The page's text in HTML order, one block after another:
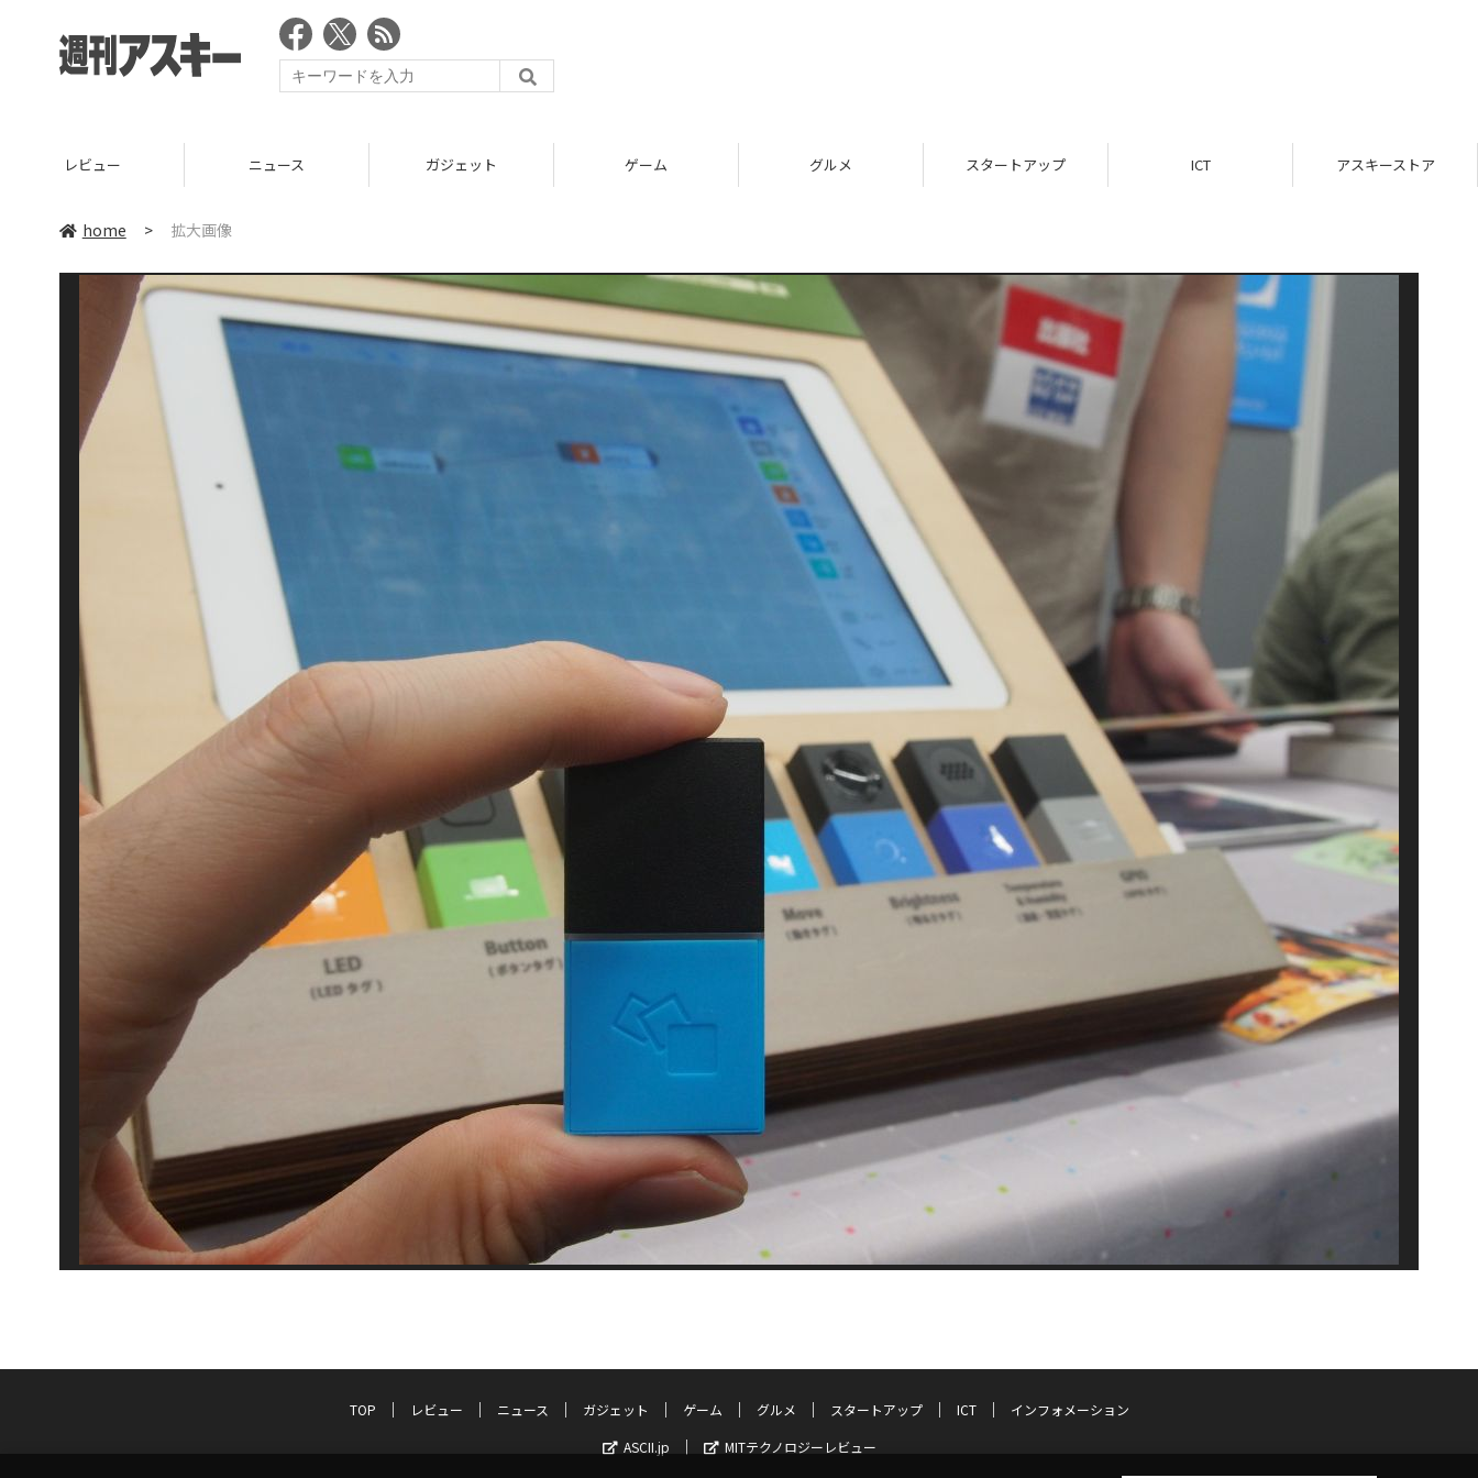
レビュー ニュース ガジェット ゲーム グルメ スタートアップ ICT アスキーストア
home > 拡大画像
TOP レビュー ニュース ガジェット ゲーム グルメ スタートアップ ICT
インフォメーション
ASCII.jp
MITテクノロジーレビュー